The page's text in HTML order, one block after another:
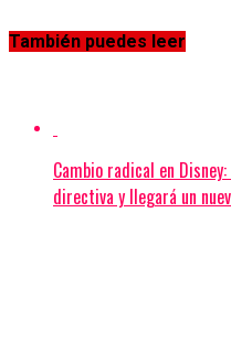
También puedes leer
Cambio radical en
directiva y llegará un